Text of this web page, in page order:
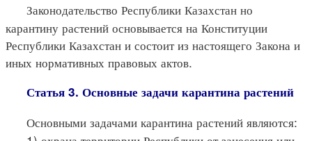
Законодательство Республики Казахстан но
карантину растений основывается на Конституции
Республики Казахстан и состоит из настоящего Закона и
иных нормативных правовых актов.
Статья 3. Основные задачи карантина растений
Основными задачами карантина растений являются: